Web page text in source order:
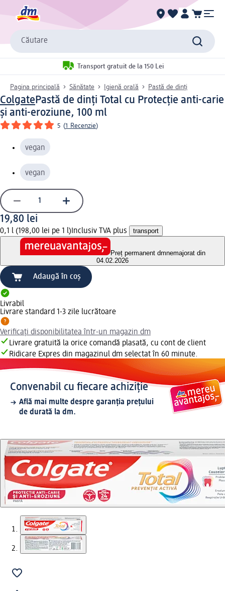
Căutare
Transport gratuit de la 150 Lei
Pagina principală Sănătate Igienă orală Pastă de dinți
ColgatePastă de dinți Total cu Protecție anti-carie
și anti-eroziune, 100 ml
5 (1 Recenzie)
vegan
vegan
19,80 lei
0,1 l (198,00 lei pe 1 l) Inclusiv TVA plus transport
Preț permanent dmnemajorat din
04.02.2026
Adaugă în coș
Livrabil
Livrare standard 1-3 zile lucrătoare
Verificați disponibilitatea într-un magazin dm
Livrare gratuită la orice comandă plasată, cu cont de client
Ridicare Expres din magazinul dm selectat în 60 minute.
Convenabil cu fiecare achiziție
Află mai multe despre garanția prețului
de durată la dm.